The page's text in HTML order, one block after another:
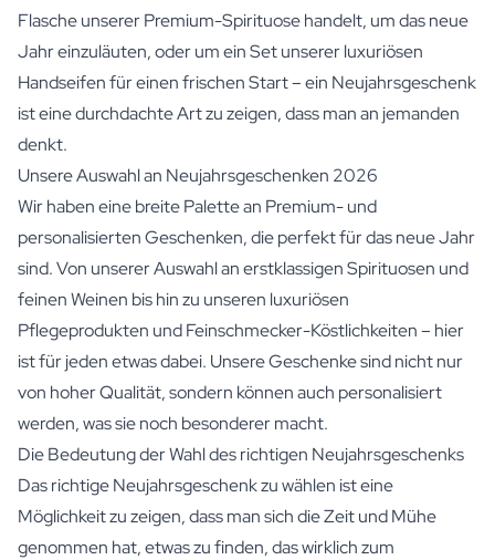
Flasche unserer Premium-Spirituosehandelt, um das neue
Jahr einzuläuten, oder um ein Set unserer luxuriösen
Handseifenfür einen frischen Start – ein Neujahrsgeschenk
ist eine durchdachte Art zu zeigen, dass man an jemanden
denkt.
Unsere Auswahl an Neujahrsgeschenken 2026
Wir haben eine breite Palette an Premium- und
personalisierten Geschenken, die perfekt für das neue Jahr
sind. Von unserer Auswahl an erstklassigen Spirituosen und
feinenWeinen bis hin zu unseren luxuriösen
Pflegeprodukten und Feinschmecker-Köstlichkeiten – hier
ist für jeden etwas dabei. Unsere Geschenke sind nicht nur
von hoher Qualität, sondern können auch personalisiert
werden, was sie noch besonderer macht.
Die Bedeutung der Wahl des richtigen Neujahrsgeschenks
Das richtige Neujahrsgeschenk zu wählen ist eine
Möglichkeit zu zeigen, dass man sich die Zeit und Mühe
genommen hat, etwas zu finden, das wirklich zum